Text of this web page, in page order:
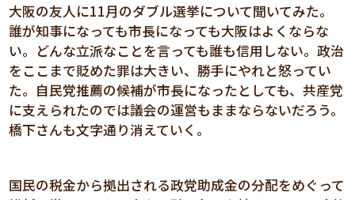
大阪の友人に11月のダブル選挙について聞いてみた。
誰が知事になっても市長になっても大阪はよくならな
い。どんな立派なことを言っても誰も信用しない。政治
をここまで貶めた罪は大きい、勝手にやれと怒ってい
た。自民党推薦の候補が市長になったとしても、共産党
に支えられたのでは議会の運営もままならないだろう。
橋下さんも文字通り消えていく。
国民の税金から拠出される政党助成金の分配をめぐって